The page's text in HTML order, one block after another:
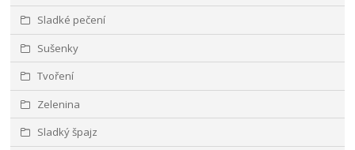
Sladké pečení
Sušenky
Tvoření
Zelenina
Sladký špajz